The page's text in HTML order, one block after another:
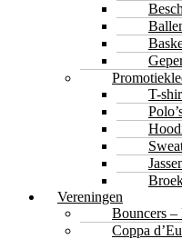
T-
Vereningen
Bouncers –
Coppa